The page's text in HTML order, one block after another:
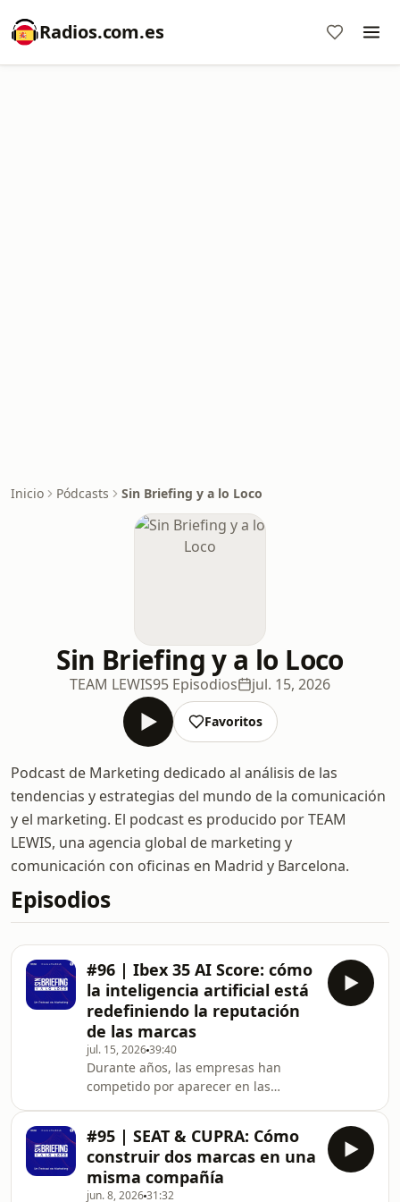
Radios.com.es
Inicio Pódcasts Sin Briefing y a lo Loco
Sin Briefing y a lo Loco
TEAM LEWIS95 Episodios jul. 15, 2026
Favoritos
Podcast de Marketing dedicado al análisis de las
tendencias y estrategias del mundo de la comunicación
y el marketing. El podcast es producido por TEAM
LEWIS, una agencia global de marketing y
comunicación con oficinas en Madrid y Barcelona.
Episodios
#96 | Ibex 35 AI Score: cómo
la inteligencia artificial está
redefiniendo la reputación
de las marcas
jul. 15, 202639:40
Durante años, las empresas han
competido por aparecer en las
ya no es únicamente conseguir clics,
sino formar parte de la respuesta que
ofrecen modelos de inteligencia
#95 | SEAT & CUPRA: Cómo
construir dos marcas en una
misma compañía
jun. 8, 202631:32